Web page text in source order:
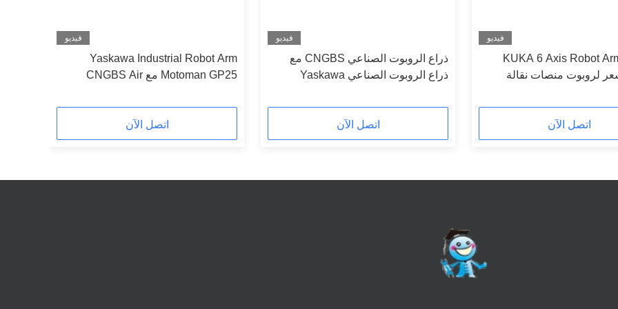
فيديو
KUKA 6 Axis Robot
اتصل الآن
فيديو
ذراع الروبوت الصناعي CNGBS مع
ذراع الروبوت الصناعي Yaskawa
اتصل الآن
فيديو
Yaskawa Industrial Robot Arm
Motoman GP25 مع CNGBS Air
اتصل الآن